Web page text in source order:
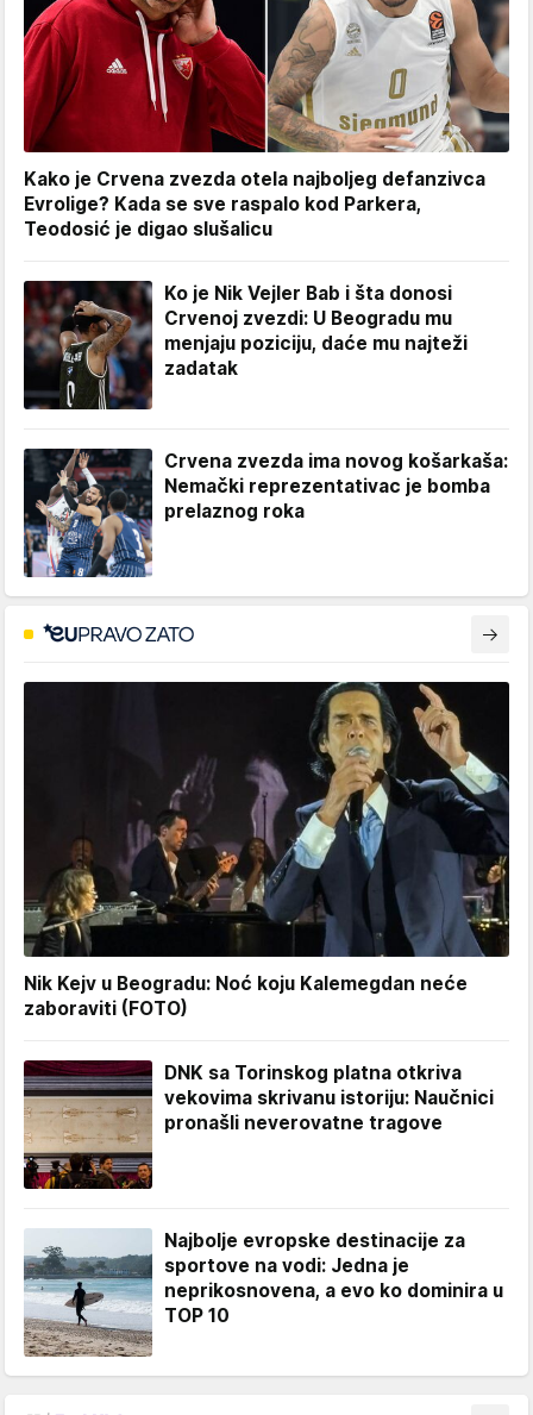
Kako je Crvena zvezda otela najboljeg defanzivca
Evrolige? Kada se sve raspalo kod Parkera,
Teodosić je digao slušalicu
Ko je Nik Vejler Bab i šta donosi
Crvenoj zvezdi: U Beogradu mu
menjaju poziciju, daće mu najteži
zadatak
Crvena zvezda ima novog košarkaša:
Nemački reprezentativac je bomba
prelaznog roka
Nik Kejv u Beogradu: Noć koju Kalemegdan neće
zaboraviti (FOTO)
DNK sa Torinskog platna otkriva
vekovima skrivanu istoriju: Naučnici
pronašli neverovatne tragove
Najbolje evropske destinacije za
sportove na vodi: Jedna je
neprikosnovena, a evo ko dominira u
TOP 10